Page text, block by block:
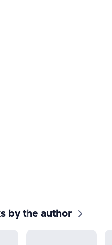
by the author